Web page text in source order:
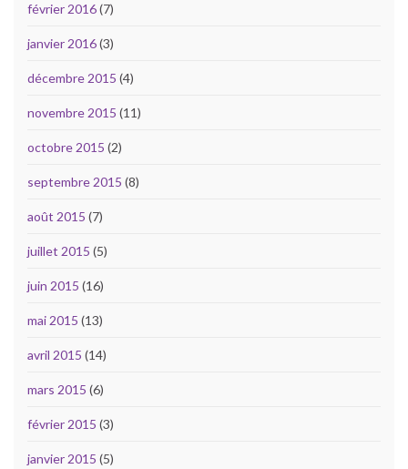
février 2016(7)
janvier 2016(3)
décembre 2015 (4)
novembre 2015 (11)
octobre 2015 (2)
septembre 2015 (8)
août 2015 (7)
juillet 2015 (5)
juin 2015 (16)
mai 2015 (13)
avril 2015 (14)
mars 2015 (6)
février 2015 (3)
janvier 2015 (5)